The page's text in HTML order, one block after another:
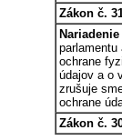
Zákon č.
Nariadenie
parlamentu
ochrane
údajov a o
zrušuje
ochrane
Zákon č.